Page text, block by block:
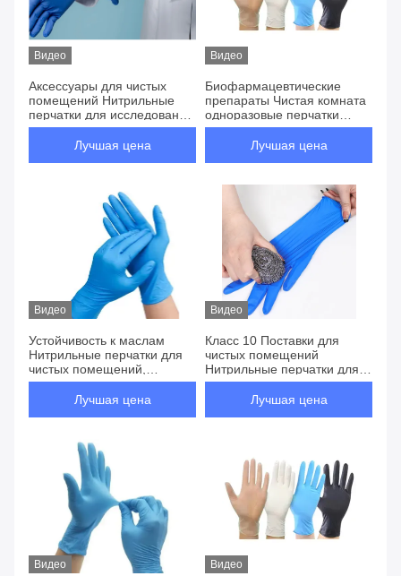
Видео
Аксессуары для чистых
помещений Нитрильные
перчатки для исследований
в области здравоохранения,
которым доверяют
Лучшая цена
Видео
Биофармацевтические
препараты Чистая комната
одноразовые перчатки
Класс 100 / Класс 1000 /
Класс 10000 Нитрильные
Лучшая цена
Видео
Устойчивость к маслам
Нитрильные перчатки для
чистых помещений,
устойчивость к химической
коррозии, низкая
Лучшая цена
Видео
Класс 10 Поставки для
чистых помещений
Нитрильные перчатки для
биофармацевтических
препаратов в пищево-
Лучшая цена
Видео Видео